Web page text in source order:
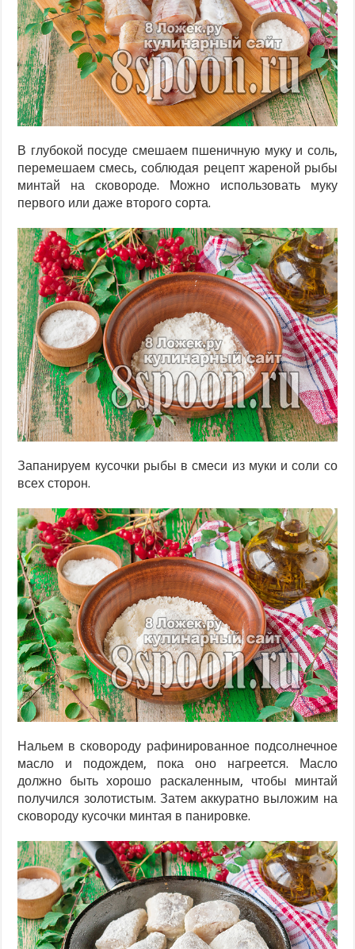
В глубокой посуде смешаем пшеничную муку и соль,
перемешаем смесь, соблюдая рецепт жареной рыбы
минтай на сковороде. Можно использовать муку
первого или даже второго сорта.
Запанируем кусочки рыбы в смеси из муки и соли со
всех сторон.
Нальем в сковороду рафинированное подсолнечное
масло и подождем, пока оно нагреется. Масло
должно быть хорошо раскаленным, чтобы минтай
получился золотистым. Затем аккуратно выложим на
сковороду кусочки минтая в панировке.